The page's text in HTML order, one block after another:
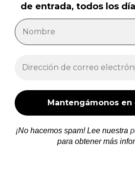
de entrada, todos los
¡No hacemos spam! Lee nuestra
para obtener más